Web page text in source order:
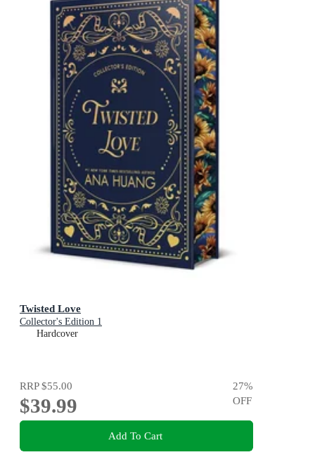
Twisted Love
Collector's Edition 1
Hardcover
RRP$55.00
$39.99
27%
OFF
Add To Cart